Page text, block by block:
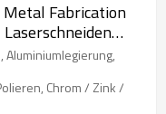
Metal Fabrication
Chrom / Zink /